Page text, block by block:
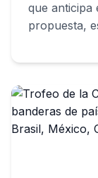
que anticipa
propuesta,